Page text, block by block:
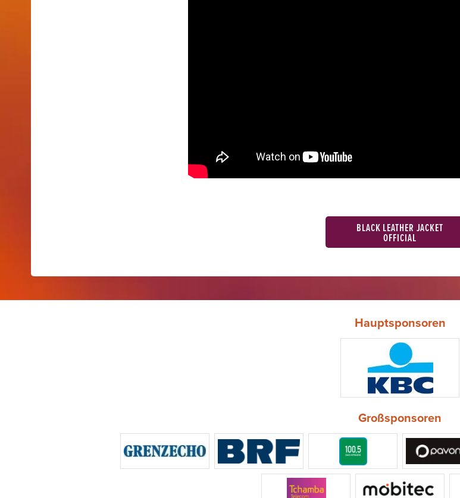
BLACK LEATHER JACKET
OFFICIAL
Hauptsponsoren
Großsponsoren